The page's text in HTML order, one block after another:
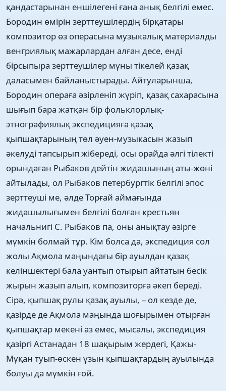
қандастарынан еншілегені ғана анық белгілі емес.
Бородин өмірін зерттеушілердің бірқатары
композитор өз операсына музыкалық материалды
венгриялық мажарлардан алған десе, енді
бірсыпыра зерттеушілер мұны тікелей қазақ
даласымен байланыстырады. Айтуларынша,
Бородин операға әзірленіп жүріп, қазақ сахарасына
шығып бара жатқан бір фольклорлық-
этнографиялық экспедицияға қазақ
қыпшақтарының төл әуен-музыкасын жазып
әкелуді тапсырып жібереді, осы орайда әлгі тілекті
орындаған Рыбаков дейтін жидашының аты-жөні
айтылады, ол Рыбаков петербургтік белгілі эпос
зерттеуші ме, әлде Торғай аймағында
жидашылығымен белгілі болған крестьян
начальнигі С. Рыбаков па, оны анықтау әзірге
мүмкін болмай тұр. Кім болса да, экспедиция сол
жолы Ақмола маңындағы бір ауылдан қазақ
келіншектері бала уантып отырып айтатын бесік
жырын жазып алып, композиторға әкеп береді.
Сірә, қыпшақ рулы қазақ ауылы, – ол кезде де,
қазірде де Ақмола маңында шоғырымен отырған
қыпшақтар мекені аз емес, мысалы, экспедиция
қазіргі Астанадан 18 шақырым жердегі, Қажы-
Мұқан туып-өскен ұзын қыпшақтардың ауылында
болуы да мүмкін ғой.